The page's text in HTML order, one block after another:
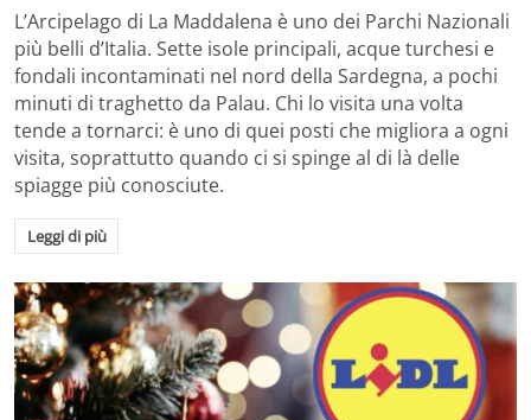
L’Arcipelago di La Maddalena è uno dei Parchi Nazionali
più belli d’Italia. Sette isole principali, acque turchesi e
fondali incontaminati nel nord della Sardegna, a pochi
minuti di traghetto da Palau. Chi lo visita una volta
tende a tornarci: è uno di quei posti che migliora a ogni
visita, soprattutto quando ci si spinge al di là delle
spiagge più conosciute.
Leggi di più